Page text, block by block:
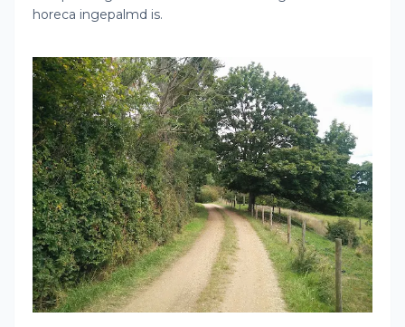
horeca ingepalmd is.